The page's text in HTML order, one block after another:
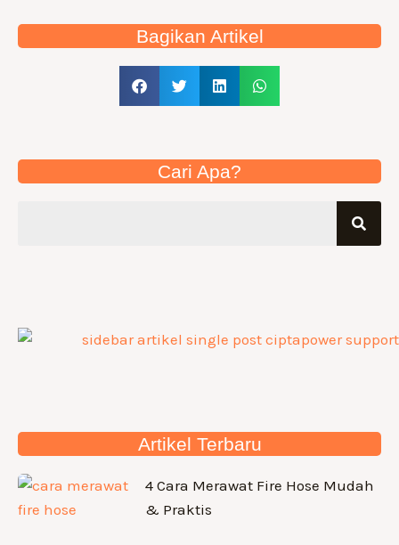
Bagikan Artikel
Cari Apa?
Artikel Terbaru
4 Cara Merawat Fire Hose Mudah
& Praktis